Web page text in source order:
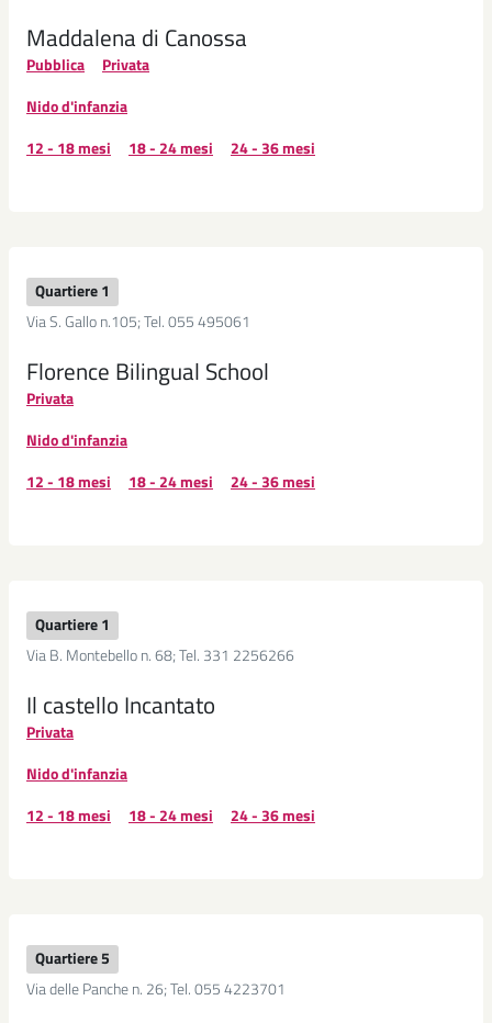
Maddalena di Canossa
Pubblica
Privata
Nido d'infanzia
12 - 18 mesi
18 - 24 mesi 24 - 36 mesi
Quartiere 1
Via S. Gallo n.105; Tel. 055 495061
Florence Bilingual School
Privata
Nido d'infanzia
12 - 18 mesi
18 - 24 mesi 24 - 36 mesi
Quartiere 1
Via B. Montebello n. 68; Tel. 331 2256266
Il castello Incantato
Privata
Nido d'infanzia
12 - 18 mesi
18 - 24 mesi 24 - 36 mesi
Quartiere 5
Via delle Panche n. 26; Tel. 055 4223701